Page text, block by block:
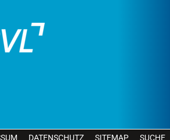
DATENSCHUTZ SITEMAP SUCHE